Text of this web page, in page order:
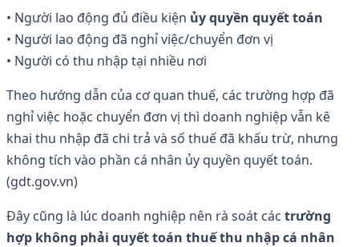
• Người lao động đủ điều kiện ủy quyền quyết toán
• Người lao động đã nghỉ việc/chuyển đơn vị
• Người có thu nhập tại nhiều nơi
Theo hướng dẫn của cơ quan thuế, các trường hợp đã
nghỉ việc hoặc chuyển đơn vị thì doanh nghiệp vẫn kê
khai thu nhập đã chi trả và số thuế đã khấu trừ, nhưng
không tích vào phần cá nhân ủy quyền quyết toán.
(gdt.gov.vn)
Đây cũng là lúc doanh nghiệp nên rà soát các trường
hợp không phải quyết toán thuế thu nhập cá nhân